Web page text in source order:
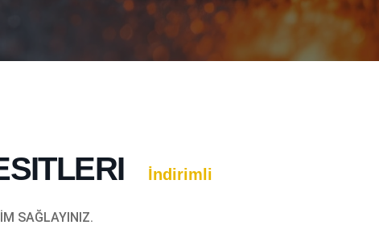
İndirimli
SAĞLAYINIZ.